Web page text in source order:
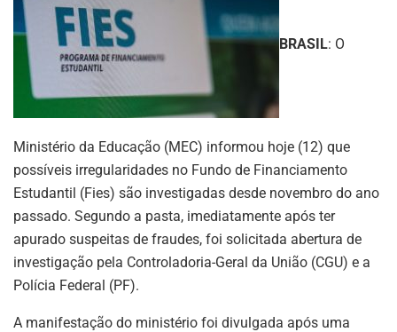
BRASIL: O
Ministério da Educação (MEC) informou hoje (12) que
possíveis irregularidades no Fundo de Financiamento
Estudantil (Fies) são investigadas desde novembro do ano
passado. Segundo a pasta, imediatamente após ter
apurado suspeitas de fraudes, foi solicitada abertura de
investigação pela Controladoria-Geral da União (CGU) e a
Polícia Federal (PF).
A manifestação do ministério foi divulgada após uma